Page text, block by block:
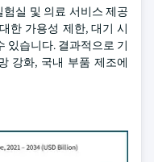
실 및 의료 서비스 제공
한 가용성 제한, 대기 시
있습니다. 결과적으로 기
강화, 국내 부품 제조에